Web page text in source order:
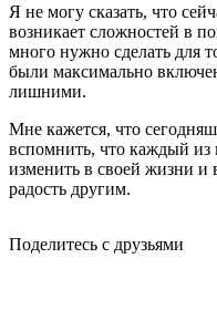
Я не могу сказать, что
возникает сложностей в
много нужно сделать для
были максимально
лишними.
Мне кажется, что
вспомнить, что каждый из
изменить в своей жизни и
радость другим.
Поделитесь с друзьями